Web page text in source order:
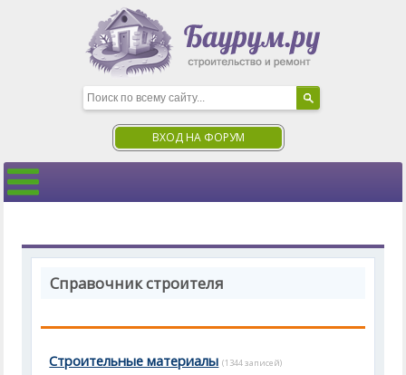
ВХОД НА ФОРУМ
Справочник строителя
Строительные материалы (1344 записей)